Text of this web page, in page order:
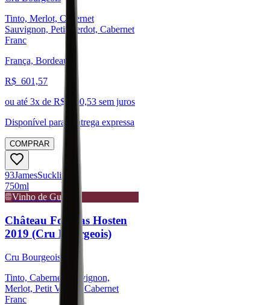
Tinto, Merlot, Cabernet
Sauvignon, Petit Verdot, Cabernet
Franc
França, Bordeaux
R$ 601,57
ou até 3x de R$ 200,53 sem juros
Disponível para:
Entrega expressa
COMPRAR
93JamesSuckling
750ml
Vinho de Guarda
Château Fourcas Hosten
2019 (Cru Bourgeois)
Cru Bourgeois
Tinto, Cabernet Sauvignon,
Merlot, Petit Verdot, Cabernet
Franc